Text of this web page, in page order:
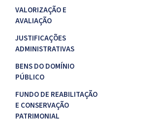
VALORIZAÇÃO E
AVALIAÇÃO
JUSTIFICAÇÕES
ADMINISTRATIVAS
BENS DO DOMÍNIO
PÚBLICO
FUNDO DE REABILITAÇÃO
E CONSERVAÇÃO
PATRIMONIAL